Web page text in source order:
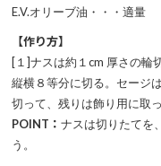
E.V.オリーブ油・・・適量
【作り方】
[１]ナスは約１cm 厚さの輪
縦横８等分に切る。セージ
切って、残りは飾り用に取っ
POINT： ナスは切りたてを
う。